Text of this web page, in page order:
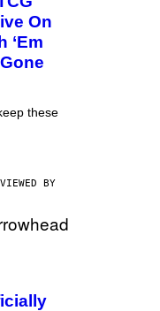
On
‘Em
these
BY